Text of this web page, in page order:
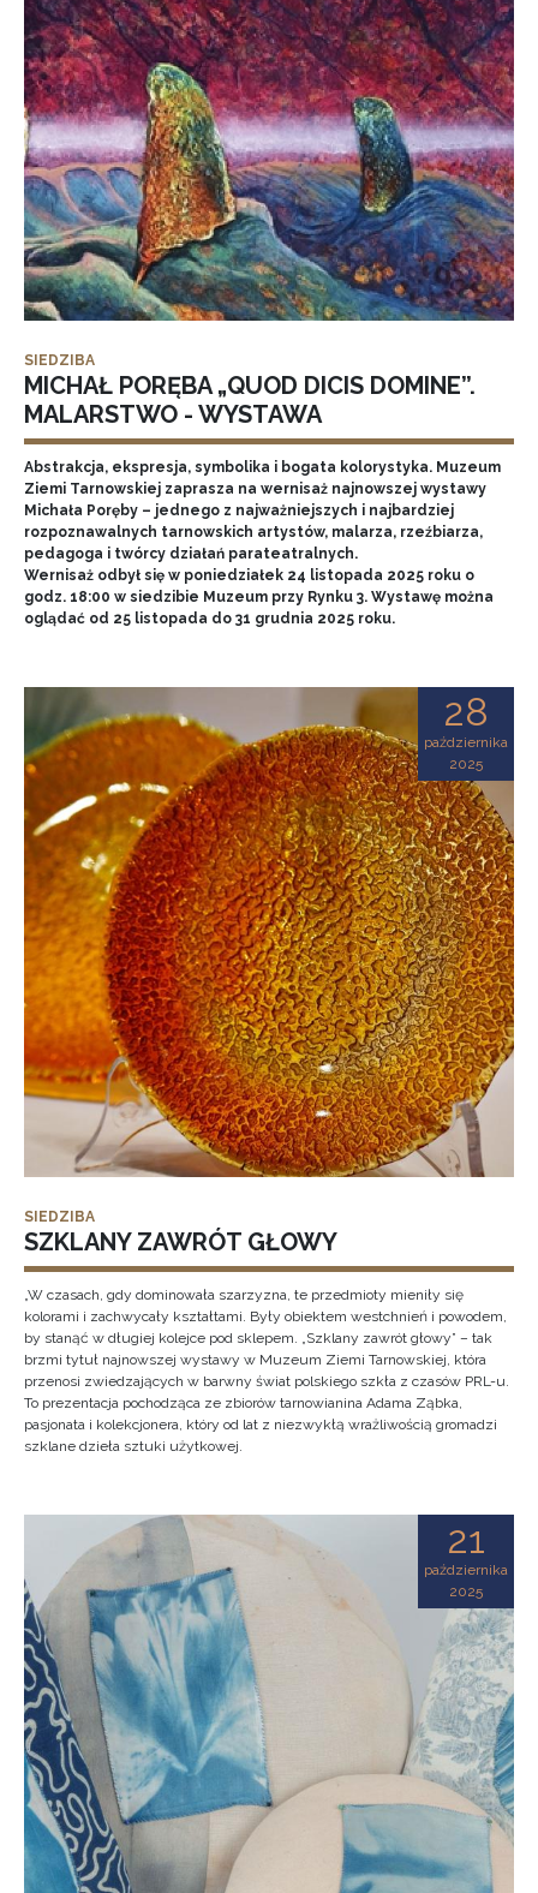
SIEDZIBA
MICHAŁ PORĘBA „QUOD DICIS DOMINE”.
MALARSTWO - WYSTAWA
Abstrakcja, ekspresja, symbolika i bogata kolorystyka. Muzeum
Ziemi Tarnowskiej zaprasza na wernisaż najnowszej wystawy
Michała Poręby – jednego z najważniejszych i najbardziej
rozpoznawalnych tarnowskich artystów, malarza, rzeźbiarza,
pedagoga i twórcy działań parateatralnych.
Wernisaż odbył się w poniedziałek 24 listopada 2025 roku o
godz. 18:00 w siedzibie Muzeum przy Rynku 3. Wystawę można
oglądać od 25 listopada do 31 grudnia 2025 roku.
28
października
2025
SIEDZIBA
SZKLANY ZAWRÓT GŁOWY
„W czasach, gdy dominowała szarzyzna, te przedmioty mieniły się
kolorami i zachwycały kształtami. Były obiektem westchnień i powodem,
by stanąć w długiej kolejce pod sklepem. „Szklany zawrót głowy” – tak
brzmi tytuł najnowszej wystawy w Muzeum Ziemi Tarnowskiej, która
przenosi zwiedzających w barwny świat polskiego szkła z czasów PRL-u.
To prezentacja pochodząca ze zbiorów tarnowianina Adama Ząbka,
pasjonata i kolekcjonera, który od lat z niezwykłą wrażliwością gromadzi
szklane dzieła sztuki użytkowej.
21
października
2025